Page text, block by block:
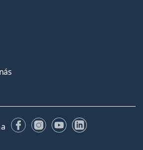
FacebookuInstagrame
YouTubeLinkedIn